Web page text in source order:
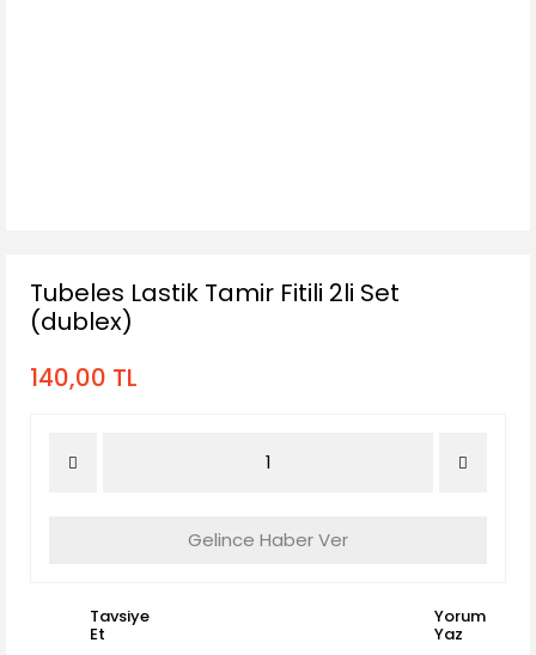
Tubeles Lastik Tamir Fitili 2li Set
(dublex)
140,00 TL
Gelince Haber Ver
Tavsiye
Et
Yorum
Yaz